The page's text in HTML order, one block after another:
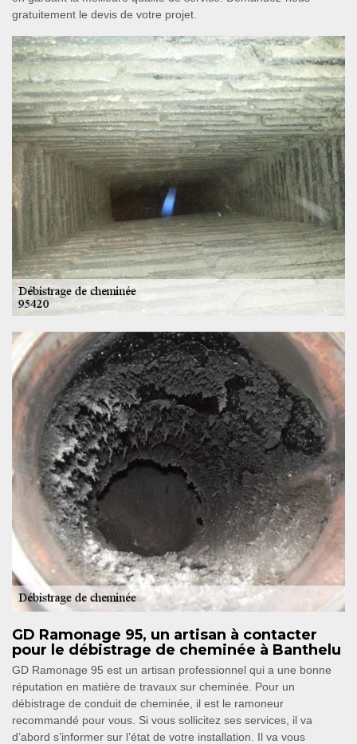
gratuitement le devis de votre projet.
GD Ramonage 95, un artisan à contacter
pour le débistrage de cheminée à Banthelu
GD Ramonage 95 est un artisan professionnel qui a une bonne
réputation en matière de travaux sur cheminée. Pour un
débistrage de conduit de cheminée, il est le ramoneur
recommandé pour vous. Si vous sollicitez ses services, il va
d’abord s’informer sur l’état de votre installation. Il va vous